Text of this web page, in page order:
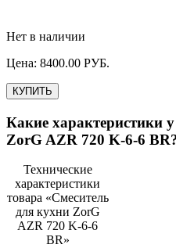
Нет в наличии
Цена: 8400.00 РУБ.
КУПИТЬ
Какие характеристики у
ZorG AZR 720 K-6-6 BR
Технические
характеристики
товара «Смеситель
для кухни ZorG
AZR 720 K-6-6
BR»